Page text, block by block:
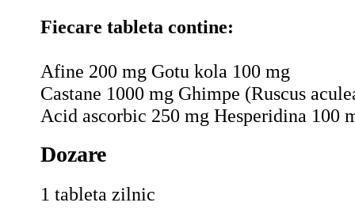
Fiecare tableta contine:
Afine 200 mg Gotu kola 100 mg
Castane 1000 mg Ghimpe (Ruscus
Acid ascorbic 250 mg Hesperidina 100
Dozare
1 tableta zilnic